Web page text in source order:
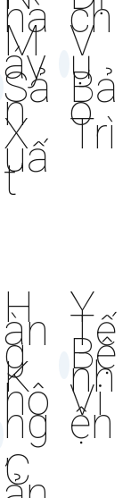
hà
M
áy
Sả
n
X
uấ
t
ch
V
ụ
Bả
o
Trì
H
àn
g
K
hô
ng
,
C
Y
Tế
Bệ
nh
Vi
ện